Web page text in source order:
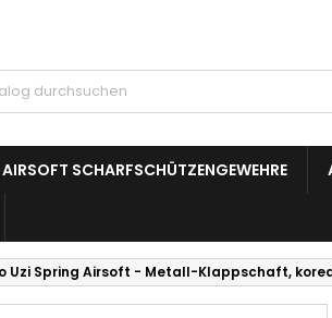
AIRSOFT SCHARFSCHÜTZENGEWEHRE
Uzi Spring Airsoft - Metall-Klappschaft,